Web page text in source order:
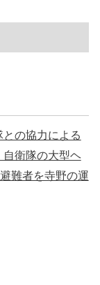
の協力による
自衛隊の大型ヘ
難者を寺野の運